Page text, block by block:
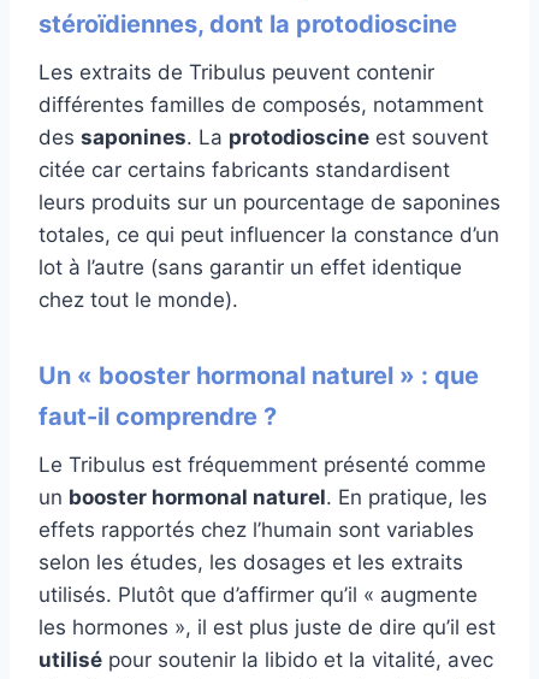
stéroïdiennes, dont la protodioscine
Les extraits de Tribulus peuvent contenir
différentes familles de composés, notamment
des saponines. La protodioscine est souvent
citée car certains fabricants standardisent
leurs produits sur un pourcentage de saponines
totales, ce qui peut influencer la constance d’un
lot à l’autre (sans garantir un effet identique
chez tout le monde).
Un « booster hormonal naturel » : que
faut-il comprendre ?
Le Tribulus est fréquemment présenté comme
un booster hormonal naturel. En pratique, les
effets rapportés chez l’humain sont variables
selon les études, les dosages et les extraits
utilisés. Plutôt que d’affirmer qu’il « augmente
les hormones », il est plus juste de dire qu’il est
utilisé pour soutenir la libido et la vitalité, avec